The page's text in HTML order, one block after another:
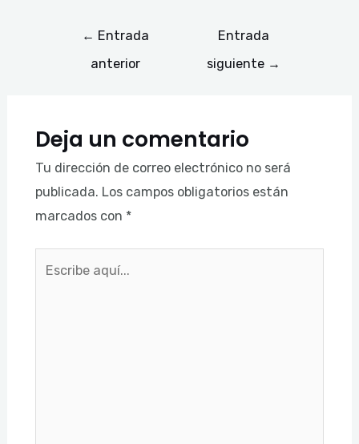
← Entrada
anterior
Entrada
siguiente →
Deja un comentario
Tu dirección de correo electrónico no será
publicada. Los campos obligatorios están
marcados con *